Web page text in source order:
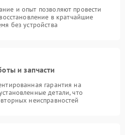
и опыт позволяют провести
в кратчайшие
без устройства
и запчасти
гарантия на
детали, что
неисправностей